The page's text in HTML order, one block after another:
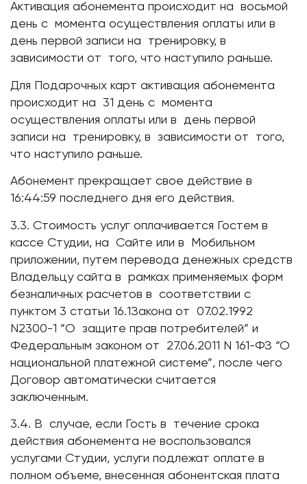
Активация абонемента происходит на восьмой
день с момента осуществления оплаты или в
день первой записи на тренировку, в
зависимости от того, что наступило раньше.
Для Подарочных карт активация абонемента
происходит на 31 день с момента
осуществления оплаты или в день первой
записи на тренировку, в зависимости от того,
что наступило раньше.
Абонемент прекращает свое действие в
16:44:59 последнего дня его действия.
3.3. Стоимость услуг оплачивается Гостем в
кассе Студии, на Сайте или в Мобильном
приложении, путем перевода денежных средств
Владельцу сайта в рамках применяемых форм
безналичных расчетов в соответствии с
пунктом 3 статьи 16.1Закона от 07.02.1992
N2300-1 “О защите прав потребителей” и
Федеральным законом от 27.06.2011 N 161-ФЗ “О
национальной платежной системе”, после чего
Договор автоматически считается
заключенным.
3.4. В случае, если Гость в течение срока
действия абонемента не воспользовался
услугами Студии, услуги подлежат оплате в
полном объеме, внесенная абонентская плата